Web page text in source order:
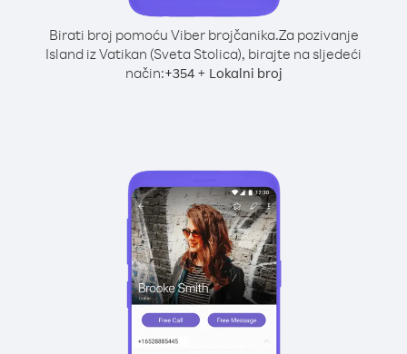
Birati broj pomoću Viber brojčanika.Za pozivanje
Island iz Vatikan (Sveta Stolica), birajte na sljedeći
način:+354+ Lokalni broj